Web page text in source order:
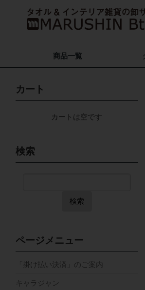
商品一覧
カート
カートは空です
検索
検索
ページメニュー
「掛け払い決済」のご案内
キャラジャン